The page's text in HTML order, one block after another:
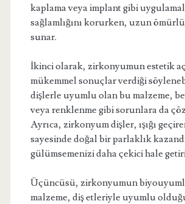
kaplama veya implant gibi
sağlamlığını korurken, uzun
sunar.
İkinci olarak, zirkonyumun estetik
mükemmel sonuçlar verdiği
dişlerle uyumlu olan bu malzeme,
veya renklenme gibi sorunlara da
Ayrıca, zirkonyum dişler, ışığı
sayesinde doğal bir parlaklık
gülümsemenizi daha çekici hale
Üçüncüsü, zirkonyumun
malzeme, diş etleriyle uyumlu